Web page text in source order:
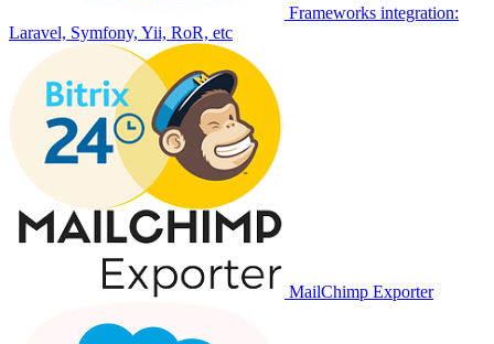
Frameworks integration:
Laravel, Symfony, Yii, RoR, etc
MailChimp Exporter